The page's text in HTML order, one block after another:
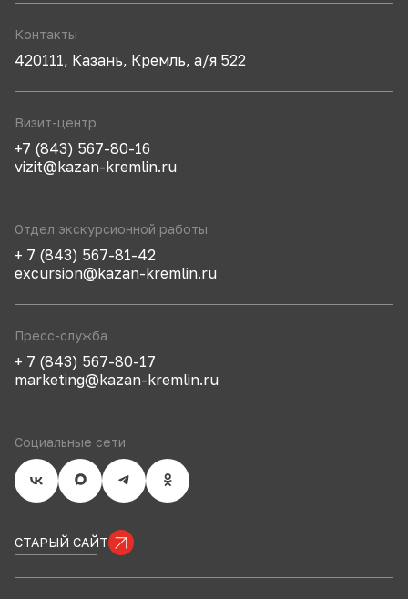
Контакты
420111, Казань, Кремль, а/я 522
Визит-центр
+7 (843) 567-80-16
vizit@kazan-kremlin.ru
Отдел экскурсионной работы
+ 7 (843) 567-81-42
excursion@kazan-kremlin.ru
Пресс-служба
+ 7 (843) 567-80-17
marketing@kazan-kremlin.ru
Социальные сети
СТАРЫЙ САЙТ